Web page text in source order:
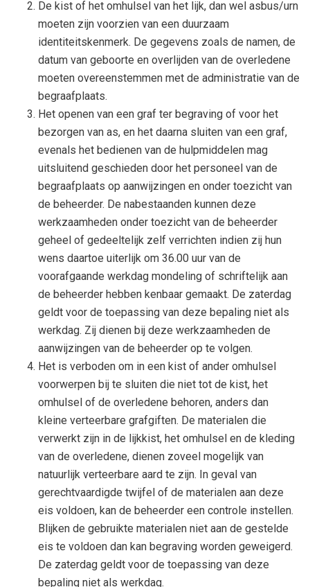
De kist of het omhulsel van het lijk, dan wel asbus/urn
moeten zijn voorzien van een duurzaam
identiteitskenmerk. De gegevens zoals de namen, de
datum van geboorte en overlijden van de overledene
moeten overeenstemmen met de administratie van de
begraafplaats.
Het openen van een graf ter begraving of voor het
bezorgen van as, en het daarna sluiten van een graf,
evenals het bedienen van de hulpmiddelen mag
uitsluitend geschieden door het personeel van de
begraafplaats op aanwijzingen en onder toezicht van
de beheerder. De nabestaanden kunnen deze
werkzaamheden onder toezicht van de beheerder
geheel of gedeeltelijk zelf verrichten indien zij hun
wens daartoe uiterlijk om 36.00 uur van de
voorafgaande werkdag mondeling of schriftelijk aan
de beheerder hebben kenbaar gemaakt. De zaterdag
geldt voor de toepassing van deze bepaling niet als
werkdag. Zij dienen bij deze werkzaamheden de
aanwijzingen van de beheerder op te volgen.
Het is verboden om in een kist of ander omhulsel
voorwerpen bij te sluiten die niet tot de kist, het
omhulsel of de overledene behoren, anders dan
kleine verteerbare grafgiften. De materialen die
verwerkt zijn in de lijkkist, het omhulsel en de kleding
van de overledene, dienen zoveel mogelijk van
natuurlijk verteerbare aard te zijn. In geval van
gerechtvaardigde twijfel of de materialen aan deze
eis voldoen, kan de beheerder een controle instellen.
Blijken de gebruikte materialen niet aan de gestelde
eis te voldoen dan kan begraving worden geweigerd.
De zaterdag geldt voor de toepassing van deze
bepaling niet als werkdag.